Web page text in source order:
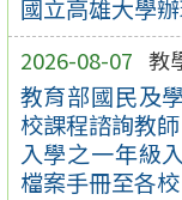
國立高雄大學
2026-08-07 教
教育部國民及
校課程諮詢教
入學之一年級
檔案手冊至各校